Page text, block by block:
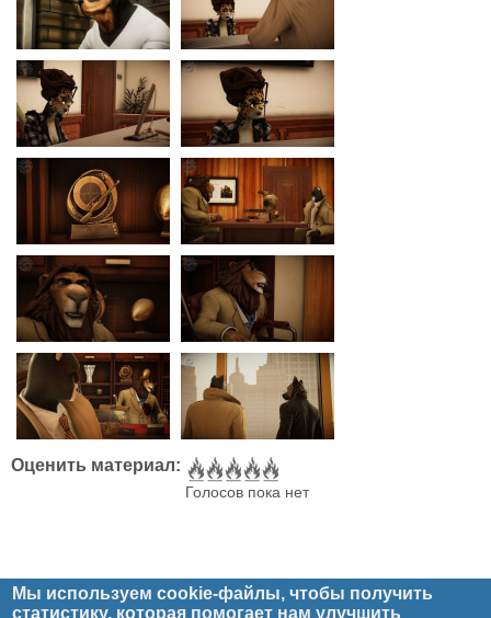
Оценить материал:
Голосов пока нет
Мы используем cookie-файлы, чтобы получить
статистику, которая помогает нам улучшить